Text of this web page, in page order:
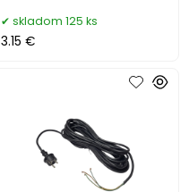
skladom 125 ks
3.15 €